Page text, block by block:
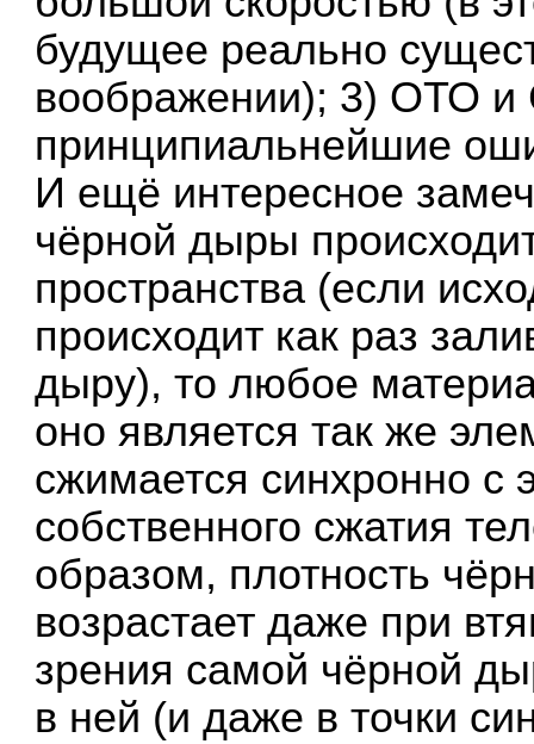
будущее реально
воображении); 3) ОТО и
принципиальнейшие
И ещё интересное
чёрной дыры
пространства (если
происходит как раз
дыру), то любое
оно является так же
сжимается синхронно с
собственного сжатия
образом, плотность
возрастает даже при
зрения самой чёрной
в ней (и даже в точки